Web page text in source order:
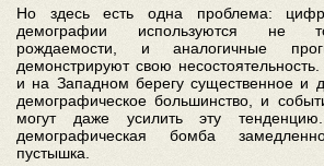
Но здесь есть одна проблема:
демографии используются не
рождаемости, и аналогичные
демонстрируют свою
и на Западном берегу существенное и
демографическое большинство, и
могут даже усилить эту
демографическая бомба
пустышка.